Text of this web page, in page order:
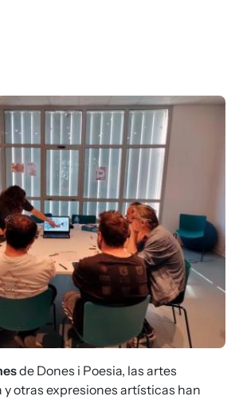
de Dones i Poesia, las artes
y otras expresiones artísticas han